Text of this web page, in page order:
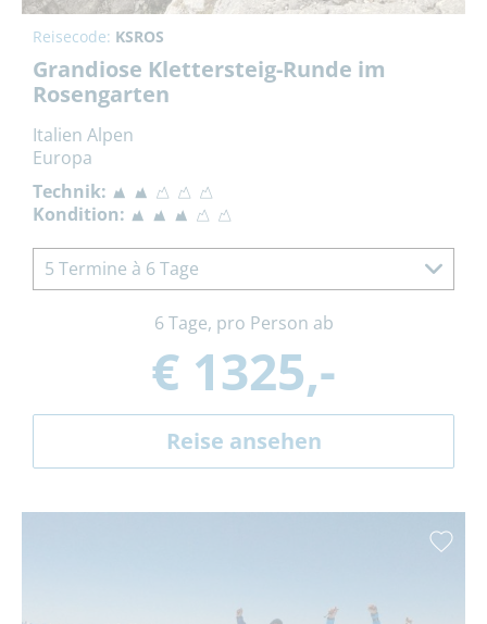
Reisecode: KSROS
Grandiose Klettersteig-Runde im
Rosengarten
Italien Alpen
Europa
Technik:
Kondition:
5 Termine à 6 Tage
6 Tage, pro Person ab
€ 1325,-
Reise ansehen